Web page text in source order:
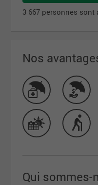
3 667 personnes sont
Nos
Qui sommes-